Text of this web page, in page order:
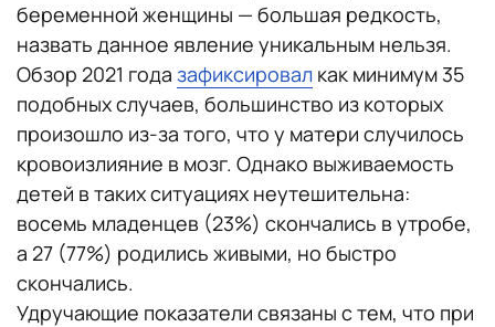
беременной женщины — большая редкость,
назвать данное явление уникальным нельзя.
Обзор 2021 года зафиксировал как минимум 35
подобных случаев, большинство из которых
произошло из-за того, что у матери случилось
кровоизлияние в мозг. Однако выживаемость
детей в таких ситуациях неутешительна:
восемь младенцев (23%) скончались в утробе,
а 27 (77%) родились живыми, но быстро
скончались.
Удручающие показатели связаны с тем, что при